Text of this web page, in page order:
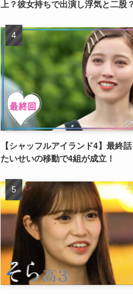
上？彼女持ちで出演し浮気と二股？
【シャッフルアイランド4】最終
たいせいの移動で4組が成立！